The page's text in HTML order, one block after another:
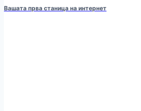
Вашата прва станица на интернет